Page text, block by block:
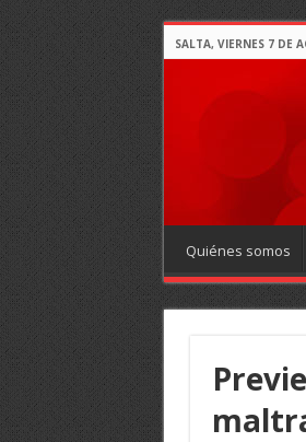
SALTA, VIERNES 7 DE
Quiénes somos